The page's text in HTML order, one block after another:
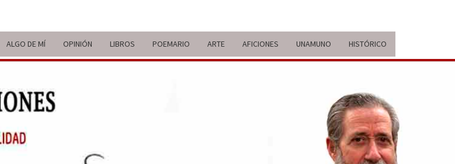
ALGO DE MÍ OPINIÓN LIBROS POEMARIO ARTE AFICIONES UNAMUNO HISTÓRICO